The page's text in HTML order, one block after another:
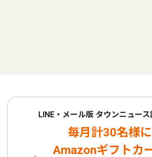
LINE・メール版 タウンニュー
毎月計30名様に
Amazonギフトカ